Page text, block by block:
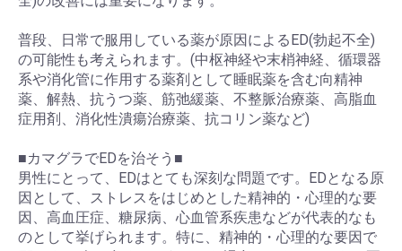
普段、日常で服用している薬が原因によるED(勃起不全)
の可能性も考えられます。(中枢神経や末梢神経、循環器
系や消化管に作用する薬剤として睡眠薬を含む向精神
薬、解熱、抗うつ薬、筋弛緩薬、不整脈治療薬、高脂血
症用剤、消化性潰瘍治療薬、抗コリン薬など)
■カマグラでEDを治そう■
男性にとって、EDはとても深刻な問題です。EDとなる原
因として、ストレスをはじめとした精神的・心理的な要
因、高血圧症、糖尿病、心血管系疾患などが代表的なも
のとして挙げられます。特に、精神的・心理的な要因で